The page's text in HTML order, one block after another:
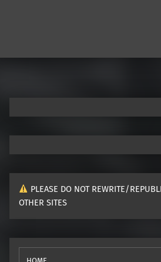
Post navigation
PLEASE DO NOT REWRITE/
OTHER SITES